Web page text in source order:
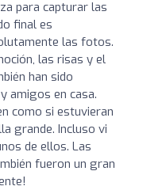
para capturar las
final es
las fotos.
las risas y el
han sido
amigos en casa.
como si estuvieran
grande. Incluso vi
de ellos. Las
fueron un gran